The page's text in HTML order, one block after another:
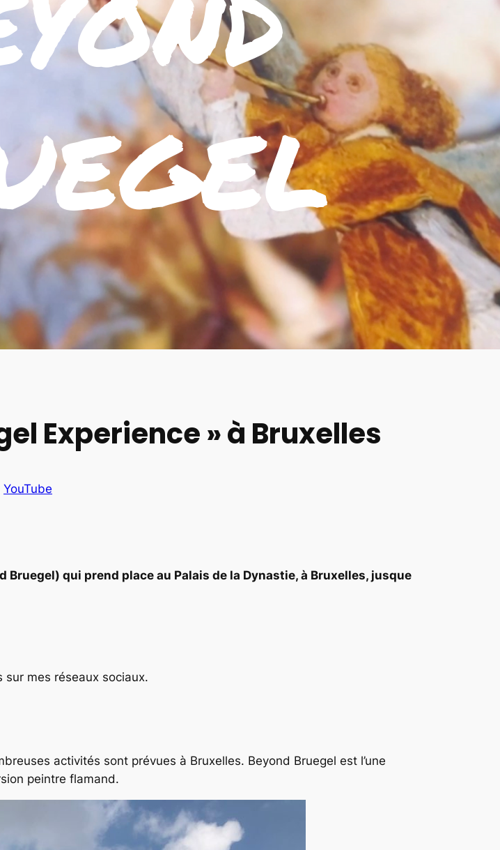
Experience » à Bruxelles
YouTube
qui prend place au Palais de la Dynastie, à Bruxelles, jusque
mes réseaux sociaux.
activités sont prévues à Bruxelles. Beyond Bruegel est l’une
peintre flamand.